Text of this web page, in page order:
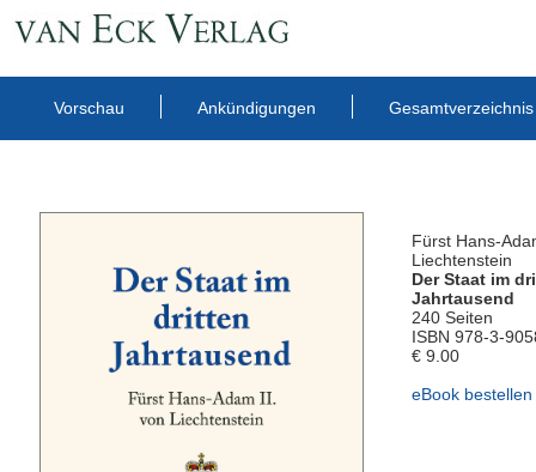
Vorschau Ankündigungen Gesamtverzeichnis
Fürst Hans-
Liechtenstein
Der Staat im
Jahrtausend
240 Seiten
ISBN 978-3-
€ 9.00
eBook bestellen